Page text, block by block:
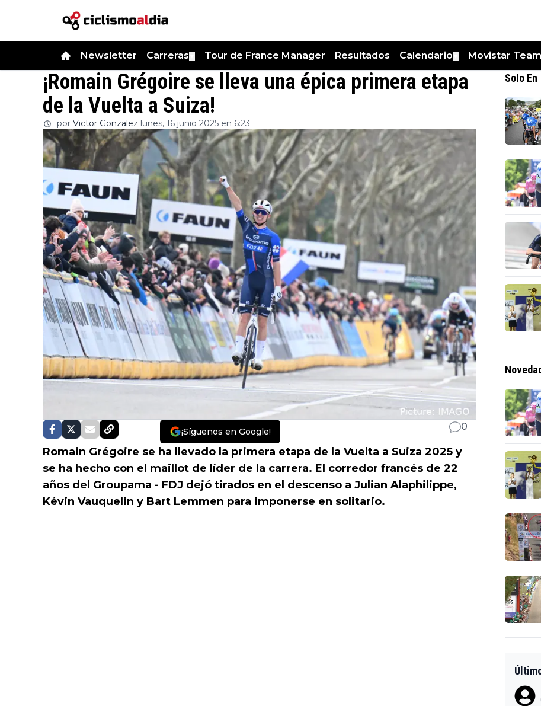
Newsletter Carreras Tour de France Manager Resultados Calendario Movistar Team
¡Romain Grégoire se lleva una épica primera etapa
de la Vuelta a Suiza!
por Victor Gonzalez lunes, 16 junio 2025 en 6:23
¡Síguenos en Google! 0
Romain Grégoire se ha llevado la primera etapa de la Vuelta a Suiza 2025 y
se ha hecho con el maillot de líder de la carrera. El corredor francés de 22
años del Groupama - FDJ dejó tirados en el descenso a Julian Alaphilippe,
Kévin Vauquelin y Bart Lemmen para imponerse en solitario.
Solo En